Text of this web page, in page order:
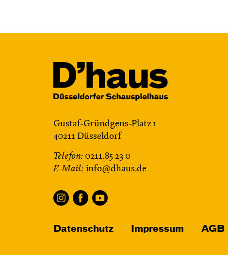
Gustaf-Gründgens-Platz 1
40211 Düsseldorf
Telefon: 0211.85 23 0
E-Mail: info@dhaus.de
Datenschutz Impressum AGB